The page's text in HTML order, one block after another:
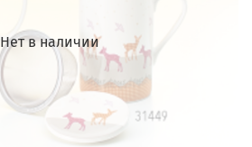
Нет в наличии